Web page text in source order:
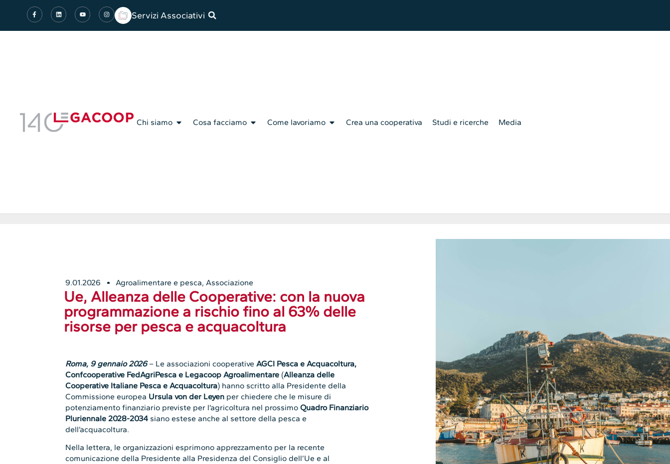
Servizi Associativi
Chi siamo Cosa facciamo Come lavoriamo Crea una cooperativa Studi e ricerche Media
9.01.2026 Agroalimentare e pesca,Associazione
Ue, Alleanza delle Cooperative: con la nuova
programmazione a rischio fino al 63% delle
risorse per pesca e acquacoltura
Roma, 9 gennaio 2026– Le associazioni cooperativeAGCI Pesca e Acquacoltura,
Confcooperative FedAgriPesca e Legacoop Agroalimentare (Alleanza delle
Cooperative Italiane Pesca e Acquacoltura) hanno scritto alla Presidente della
Commissione europea Ursula von der Leyen per chiedere che le misure di
potenziamento finanziario previste per l’agricoltura nel prossimoQuadro Finanziario
Pluriennale 2028-2034 siano estese anche al settore della pesca e
dell’acquacoltura.
Nella lettera, le organizzazioni esprimono apprezzamento per la recente
comunicazione della Presidente alla Presidenza del Consiglio dell’Ue e al